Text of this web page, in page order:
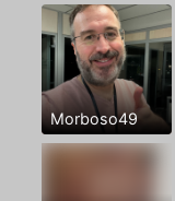
Morboso49